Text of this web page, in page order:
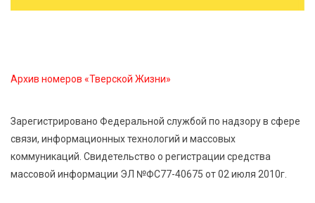
Жителям Тверской области напомнили об
Золотой век “Горьковки”: как А. М. Кузнецова
7 Авг 2026 15:30 301
«Россети Центр» отремонтировали почти 270
трансформаторных подстанций и более 146 км ЛЭП
Архив номеров «Тверской Жизни»
Зарегистрировано Федеральной службой по надзору в сфере
связи, информационных технологий и массовых
коммуникаций. Свидетельство о регистрации средства
массовой информации ЭЛ №ФС77-40675 от 02 июля 2010г.